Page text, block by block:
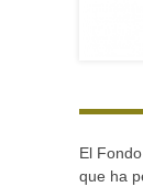
El
que ha